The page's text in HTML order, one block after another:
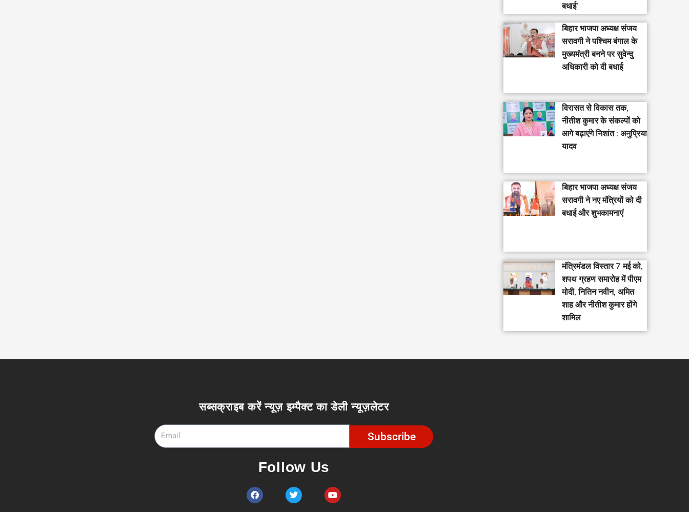
बधाई’
‎बिहार भाजपा अध्यक्ष संजय
सरावगी ने पश्चिम बंगाल के
मुख्यमंत्री बनने पर सुवेन्दु
अधिकारी को दी बधाई
विरासत से विकास तक,
नीतीश कुमार के संकल्पों को
आगे बढ़ाएंगे निशांत : अनुप्रिया
यादव
बिहार भाजपा अध्यक्ष संजय
सरावगी ने नए मंत्रियों को दी
बधाई और शुभकामनाएं
मंत्रिमंडल विस्तार 7 मई को,
शपथ ग्रहण समारोह में पीएम
मोदी, नितिन नवीन, अमित
शाह और नीतीश कुमार होंगे
शामिल
सब्सक्राइब करें न्यूज़ इम्पैक्ट का डेली न्यूज़लेटर
Subscribe
Follow Us
F
a
c
T
w
i
Y
o
u